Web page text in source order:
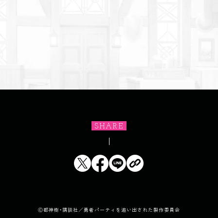
SHARE
Ⓒ都神樹・講談社／勇者パーティを追い出された製作委員会